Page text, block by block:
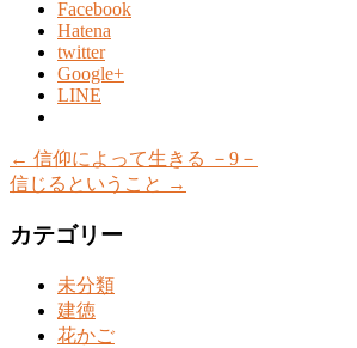
Facebook
Hatena
twitter
Google+
LINE
← 信仰によって生きる －9－
信じるということ →
カテゴリー
未分類
建徳
花かご